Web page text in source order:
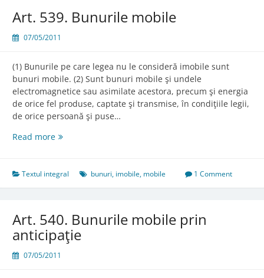
Art. 539. Bunurile mobile
07/05/2011
(1) Bunurile pe care legea nu le consideră imobile sunt
bunuri mobile. (2) Sunt bunuri mobile şi undele
electromagnetice sau asimilate acestora, precum şi energia
de orice fel produse, captate şi transmise, în condiţiile legii,
de orice persoană şi puse…
Read moreArt.
mobile
Textul integral bunuri, imobile, mobile 1 Comment
Art. 540. Bunurile mobile prin
anticipaţie
07/05/2011